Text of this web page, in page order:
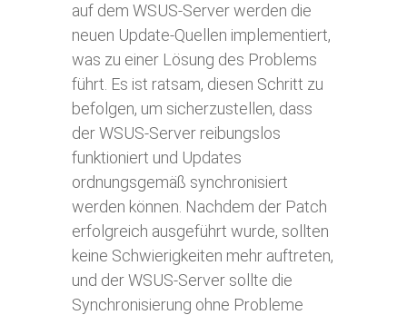
auf dem WSUS-Server werden die
neuen Update-Quellen implementiert,
was zu einer Lösung des Problems
führt. Es ist ratsam, diesen Schritt zu
befolgen, um sicherzustellen, dass
der WSUS-Server reibungslos
funktioniert und Updates
ordnungsgemäß synchronisiert
werden können. Nachdem der Patch
erfolgreich ausgeführt wurde, sollten
keine Schwierigkeiten mehr auftreten,
und der WSUS-Server sollte die
Synchronisierung ohne Probleme